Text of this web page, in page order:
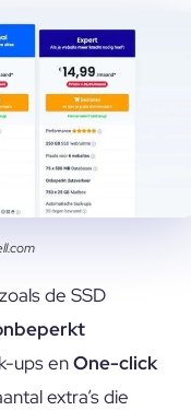
de SSD
ups enOne-click
extra’s die